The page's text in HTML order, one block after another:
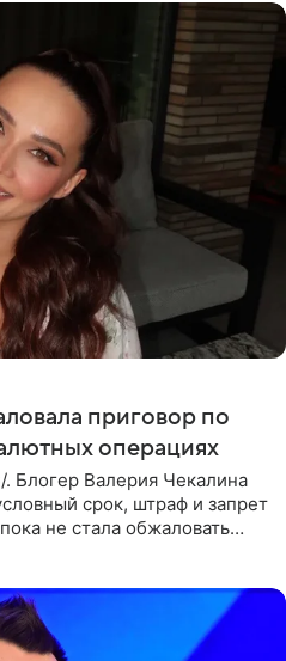
приговор по
операциях
Блогер Валерия Чекалина
срок, штраф и запрет
не стала обжаловать